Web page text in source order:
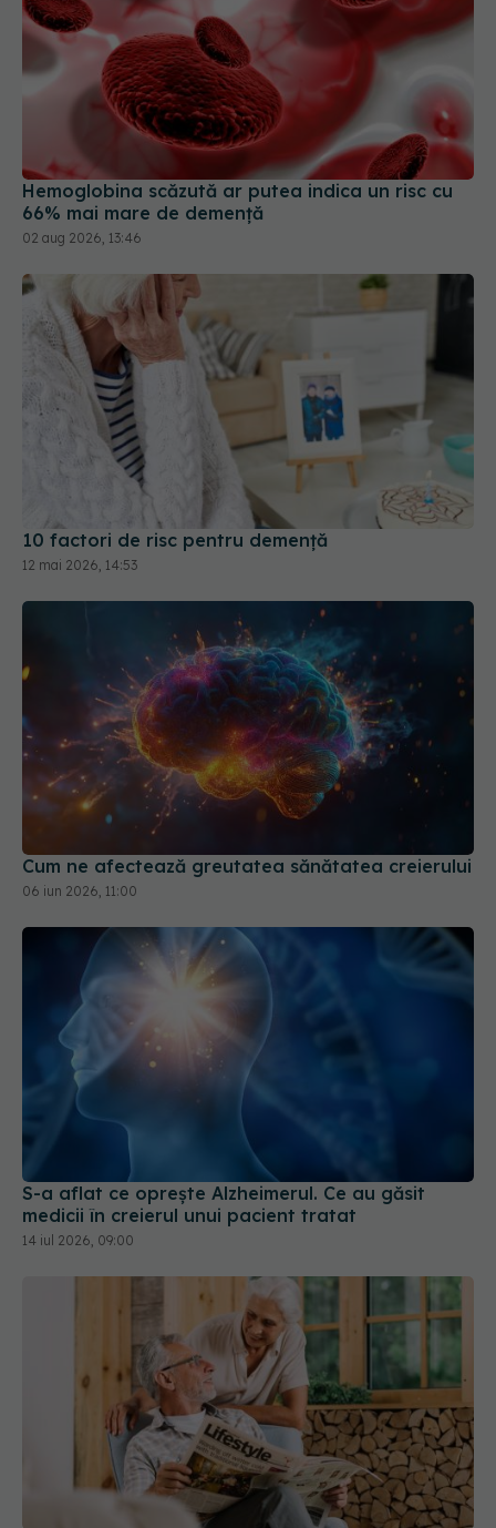
Hemoglobina scăzută ar putea indica un risc cu
66% mai mare de demență
02 aug 2026, 13:46
10 factori de risc pentru demență
12 mai 2026, 14:53
Cum ne afectează greutatea sănătatea creierului
06 iun 2026, 11:00
S-a aflat ce oprește Alzheimerul. Ce au găsit
medicii în creierul unui pacient tratat
14 iul 2026, 09:00